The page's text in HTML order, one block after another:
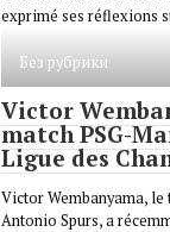
exprimé ses réflexions
Без рубрики
Victor
match PSG-
Ligue des
Victor Wembanyama,
Antonio Spurs, a